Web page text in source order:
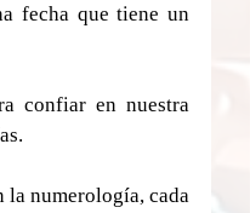
TRAVEL
fecha que tiene un
confiar en nuestra
la numerología, cada